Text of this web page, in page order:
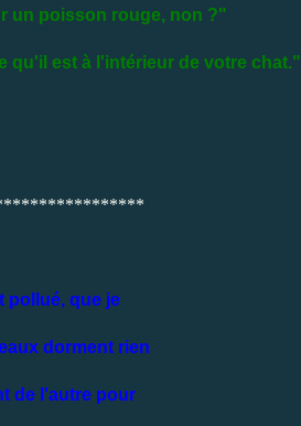
un poisson rouge, non ?"
qu'il est à l'intérieur de votre chat."
pollué, que je
dorment rien
de l'autre pour